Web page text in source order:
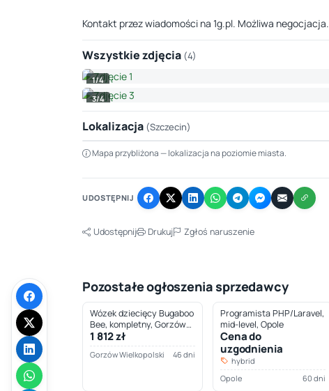
Kontakt przez wiadomości na 1g.pl. Możliwa negocjacja.
Wszystkie zdjęcia (4)
1/4
3/4
Lokalizacja (Szczecin)
+
−
Mapa przybliżona — lokalizacja na poziomie miasta.
UDOSTĘPNIJ
Udostępnij Drukuj Zgłoś naruszenie
Pozostałe ogłoszenia sprzedawcy
Wózek dziecięcy Bugaboo
Bee, kompletny, Gorzów
Wielkopolski
1 812 zł
Gorzów Wielkopolski 46 dni
Programista PHP/Laravel,
mid-level, Opole
Cena do
uzgodnienia
hybrid
Opole
60 dni